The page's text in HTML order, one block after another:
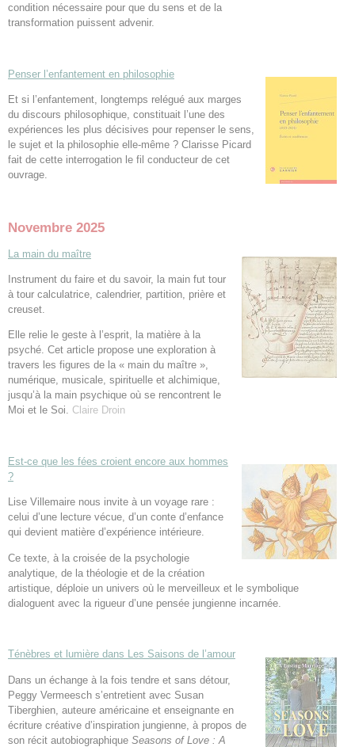
condition nécessaire pour que du sens et de la
transformation puissent advenir.
Penser l’enfantement en philosophie
Et si l’enfantement, longtemps relégué aux marges
du discours philosophique, constituait l’une des
expériences les plus décisives pour repenser le sens,
le sujet et la philosophie elle-même ? Clarisse Picard
fait de cette interrogation le fil conducteur de cet
ouvrage.
Novembre 2025
La main du maître
Instrument du faire et du savoir, la main fut tour
à tour calculatrice, calendrier, partition, prière et
creuset.
Elle relie le geste à l’esprit, la matière à la
psyché. Cet article propose une exploration à
travers les figures de la « main du maître »,
numérique, musicale, spirituelle et alchimique,
jusqu’à la main psychique où se rencontrent le
Moi et le Soi. Claire Droin
Est-ce que les fées croient encore aux hommes
?
Lise Villemaire nous invite à un voyage rare :
celui d’une lecture vécue, d’un conte d’enfance
qui devient matière d’expérience intérieure.
Ce texte, à la croisée de la psychologie
analytique, de la théologie et de la création
artistique, déploie un univers où le merveilleux et le symbolique
dialoguent avec la rigueur d’une pensée jungienne incarnée.
Ténèbres et lumière dans Les Saisons de l’amour
Dans un échange à la fois tendre et sans détour,
Peggy Vermeesch s’entretient avec Susan
Tiberghien, auteure américaine et enseignante en
écriture créative d’inspiration jungienne, à propos de
son récit autobiographique Seasons of Love : A